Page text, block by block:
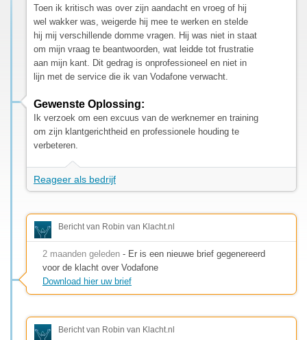
Toen ik kritisch was over zijn aandacht en vroeg of hij
wel wakker was, weigerde hij mee te werken en stelde
hij mij verschillende domme vragen. Hij was niet in staat
om mijn vraag te beantwoorden, wat leidde tot frustratie
aan mijn kant. Dit gedrag is onprofessioneel en niet in
lijn met de service die ik van Vodafone verwacht.
Gewenste Oplossing:
Ik verzoek om een excuus van de werknemer en training
om zijn klantgerichtheid en professionele houding te
verbeteren.
Reageer als bedrijf
Bericht van Robin van Klacht.nl
2 maanden geleden - Er is een nieuwe brief gegenereerd
voor de klacht over Vodafone
Download hier uw brief
Bericht van Robin van Klacht.nl